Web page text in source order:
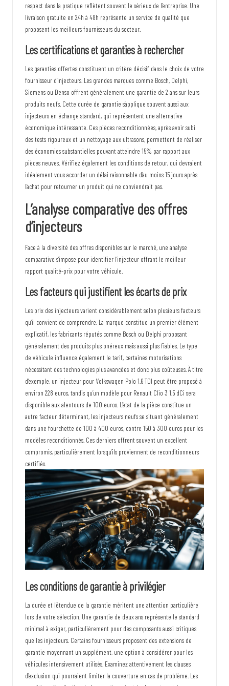
respect dans la pratique reflètent souvent le sérieux de l’entreprise. Une
livraison gratuite en 24h à 48h représente un service de qualité que
proposent les meilleurs fournisseurs du secteur.
Les certifications et garanties à rechercher
Les garanties offertes constituent un critère décisif dans le choix de votre
fournisseur d’injecteurs. Les grandes marques comme Bosch, Delphi,
Siemens ou Denso offrent généralement une garantie de 2 ans sur leurs
produits neufs. Cette durée de garantie s’applique souvent aussi aux
injecteurs en échange standard, qui représentent une alternative
économique intéressante. Ces pièces reconditionnées, après avoir subi
des tests rigoureux et un nettoyage aux ultrasons, permettent de réaliser
des économies substantielles pouvant atteindre 15% par rapport aux
pièces neuves. Vérifiez également les conditions de retour, qui devraient
idéalement vous accorder un délai raisonnable d’au moins 15 jours après
l’achat pour retourner un produit qui ne conviendrait pas.
L’analyse comparative des offres
d’injecteurs
Face à la diversité des offres disponibles sur le marché, une analyse
comparative s’impose pour identifier l’injecteur offrant le meilleur
rapport qualité-prix pour votre véhicule.
Les facteurs qui justifient les écarts de prix
Les prix des injecteurs varient considérablement selon plusieurs facteurs
qu’il convient de comprendre. La marque constitue un premier élément
explicatif, les fabricants réputés comme Bosch ou Delphi proposant
généralement des produits plus onéreux mais aussi plus fiables. Le type
de véhicule influence également le tarif, certaines motorisations
nécessitant des technologies plus avancées et donc plus coûteuses. À titre
d’exemple, un injecteur pour Volkswagen Polo 1.6 TDI peut être proposé à
environ 228 euros, tandis qu’un modèle pour Renault Clio 3 1.5 dCi sera
disponible aux alentours de 100 euros. L’état de la pièce constitue un
autre facteur déterminant, les injecteurs neufs se situant généralement
dans une fourchette de 100 à 400 euros, contre 150 à 300 euros pour les
modèles reconditionnés. Ces derniers offrent souvent un excellent
compromis, particulièrement lorsqu’ils proviennent de reconditionneurs
certifiés.
Les conditions de garantie à privilégier
La durée et l’étendue de la garantie méritent une attention particulière
lors de votre sélection. Une garantie de deux ans représente le standard
minimal à exiger, particulièrement pour des composants aussi critiques
que les injecteurs. Certains fournisseurs proposent des extensions de
garantie moyennant un supplément, une option à considérer pour les
véhicules intensivement utilisés. Examinez attentivement les clauses
d’exclusion qui pourraient limiter la couverture en cas de problème. Les